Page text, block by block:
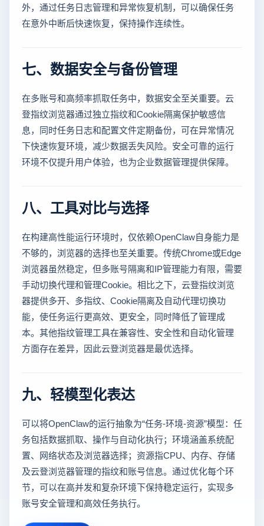
外，通过任务日志管理和异常恢复机制，可以确保任务
在意外中断后快速恢复，保持操作连续性。
七、数据安全与备份管理
在多账号和高频率抓取任务中，数据安全至关重要。云
登指纹浏览器通过独立指纹和Cookie隔离保护敏感信
息，同时任务日志和配置文件定期备份，可在异常情况
下快速恢复环境，减少数据丢失风险。安全可靠的运行
环境不仅提升用户体验，也为企业数据管理提供保障。
八、工具对比与选择
在构建高性能运行环境时，仅依赖OpenClaw自身能力是
不够的，浏览器的选择也至关重要。传统Chrome或Edge
浏览器虽然稳定，但多账号隔离和IP管理能力有限，需要
手动切换代理和管理Cookie。相比之下，云登指纹浏览
器提供多开、多指纹、Cookie隔离及自动代理切换功
能，使任务运行更高效、更安全，同时降低了管理成
本。其他指纹管理工具在兼容性、安全性和自动化管理
方面存在差异，因此云登浏览器是最优选择。
九、轻模型化表达
可以将OpenClaw的运行抽象为“任务-环境-资源”模型：任
务包括数据抓取、操作与自动化执行；环境涵盖系统配
置、网络状态及浏览器选择；资源指CPU、内存、存储
及云登浏览器管理的指纹和账号信息。通过优化每个环
节，可以在高并发和复杂环境下保持稳定运行，实现多
账号安全管理和高效任务执行。